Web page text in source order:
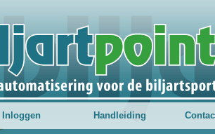
Inloggen Handleiding